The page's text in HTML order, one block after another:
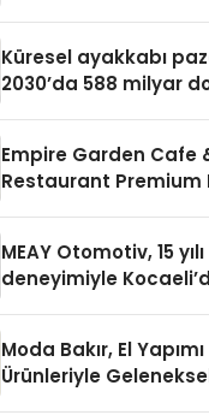
Gündoğdu kulüp
geleceğe taşıyacak
Küresel ayakkabı
2030’da 588 milyar
Empire Garden Cafe
Restaurant Premium
MEAY Otomotiv, 15
deneyimiyle
Moda Bakır, El Yapımı
Ürünleriyle